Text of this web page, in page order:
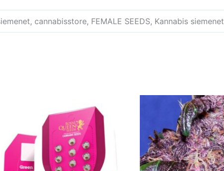
cannabisstore, FEMALE SEEDS, Kannabis siemenet
muunnelma.